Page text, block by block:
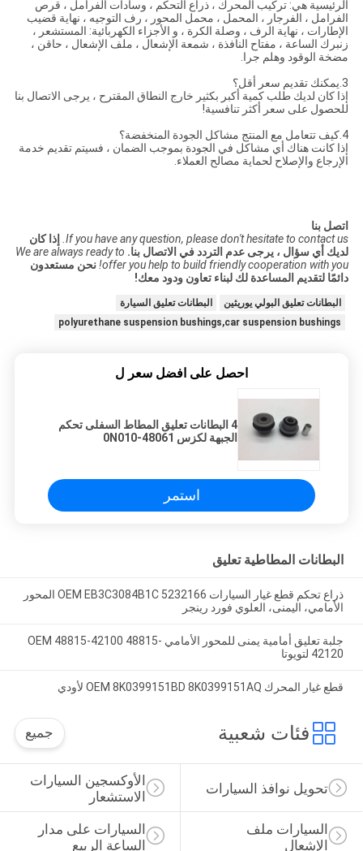
الرئيسية هي: تركيب المحرك ، ذراع التحكم ، وسادات الفرامل ، قرص
الفرامل ، الفرجار ، المحمل ، محمل المحور ، رف التوجيه ، نهاية قضيب
الإطارات ، نهاية الرف ، وصلة الكرة ، و الأجزاء الكهربائية: المستشعر ،
زنبرك الساعة ، مفتاح النافذة ، شمعة الإشعال ، ملف الإشعال ، حاقن ،
مضخة الوقود وهلم جرا.
3.يمكنك تقديم سعر أقل؟
إذا كان لديك طلب كمية أكبر بكثير خارج النطاق المقترح ، يرجى الاتصال بنا
للحصول على سعر أكثر تنافسية!
4.كيف تتعامل مع المنتج مشاكل الجودة المنخفضة؟
إذا كانت هناك أي مشاكل في الجودة بموجب الضمان ، فسيتم تقديم خدمة
الإرجاع والإصلاح لحماية مصالح العملاء.
اتصل بنا
If you have any question, please don't hesitate to contact us.
إذا كان
لديك أي سؤال ، يرجى عدم التردد في الاتصال بنا. We are always ready to
offer you help to build friendly cooperation with you! نحن مستعدون
دائمًا لتقديم المساعدة لك لبناء تعاون ودود معك!
البطانات تعليق البولي يوريثين
البطانات تعليق السيارة
polyurethane suspension bushings,car suspension bushings
احصل على افضل سعر ل
4 البطانات تعليق المطاط السفلى تحكم
الجبهة لكزس 48061-0N010
استمر
البطانات المطاطية تعليق
ذراع تحكم قطع غيار السيارات OEM EB3C3084B1C 5232166 المحور
الأمامي، اليمنى، العلوي فورد رينجر
جلبة تعليق أمامية يمنى للمحور الأمامي OEM 48815-42100 48815-
42120 لتويوتا
قطع غيار المحرك OEM 8K0399151BD 8K0399151AQ لأودي
فئات شعبية جميع
الأوكسجين السيارات
الاستشعار
تحويل نوافذ السيارات
السيارات على مدار
الساعة الربيع
السيارات ملف
الإشعال